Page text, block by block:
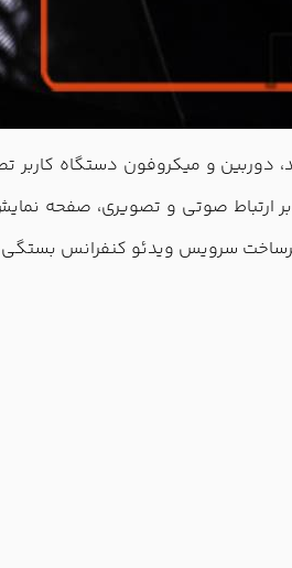
دوربین و میکروفون دستگاه کاربر
ارتباط صوتی و تصویری، صفحه
زیرساخت سرویس ویدئو کنفرانس